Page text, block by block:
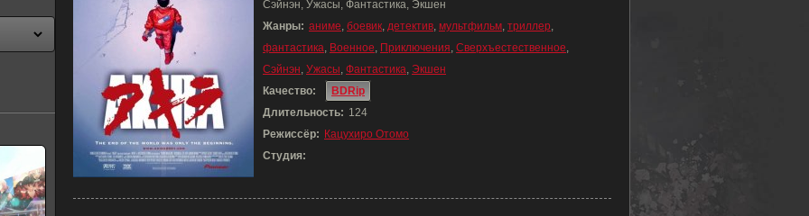
Сэйнэн, Ужасы, Фантастика, Экшен
Жанры: аниме, боевик, детектив, мультфильм, триллер,
фантастика, Военное, Приключения, Сверхъестественное,
Сэйнэн, Ужасы, Фантастика, Экшен
Качество:
BDRip
Длительность: 124
Режиссёр: Кацухиро Отомо
Студия: